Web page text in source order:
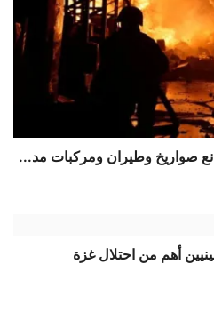
صواريخ وطيران ومركبات مد...
أهم من احتلال غزة